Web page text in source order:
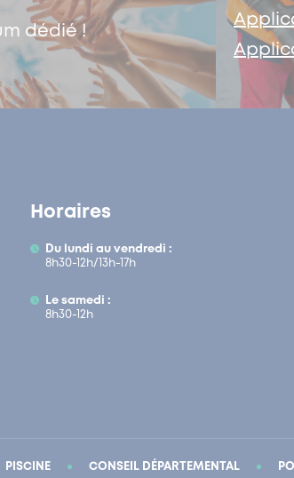
dédié !
Horaires
Du lundi au vendredi :
8h30-12h/13h-17h
Le samedi :
8h30-12h
PISCINE CONSEIL DÉPARTEMENTAL